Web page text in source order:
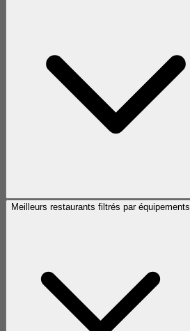
Meilleurs restaurants filtrés par équipements